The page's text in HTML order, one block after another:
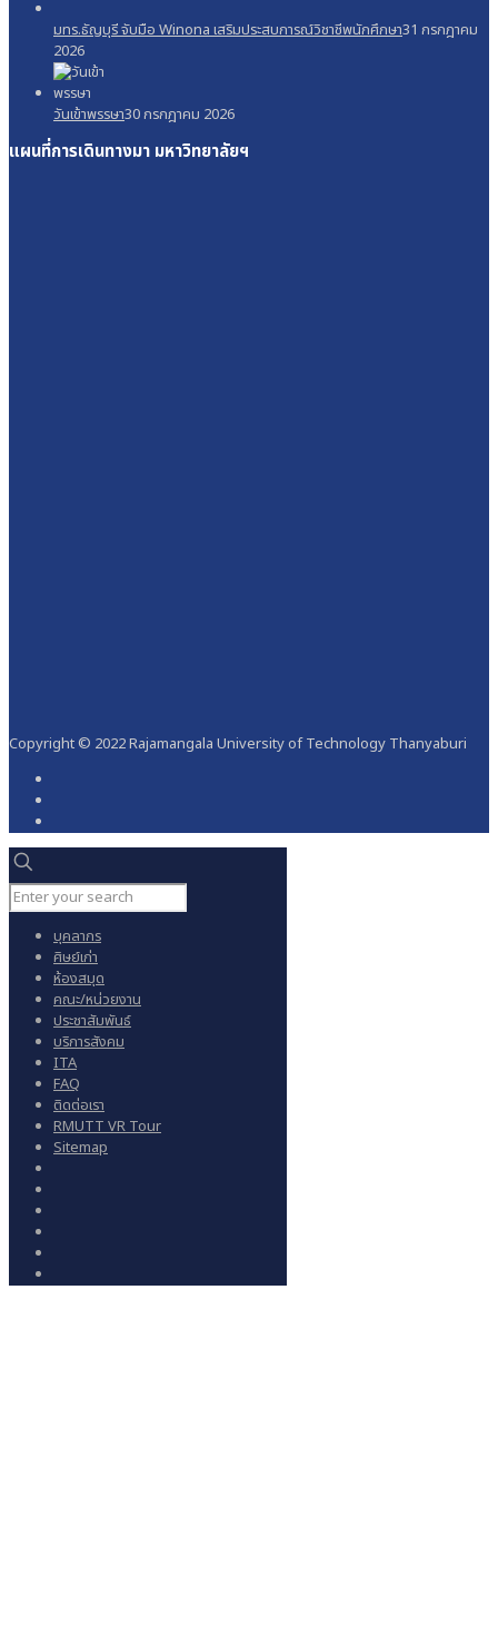
มทร.ธัญบุรี จับมือ Winona เสริมประสบการณ์วิชาชีพนักศึกษา31 กรกฎาคม
2026
วันเข้าพรรษา30 กรกฎาคม 2026
แผนที่การเดินทางมา มหาวิทยาลัยฯ
Copyright © 2022 Rajamangala University of Technology Thanyaburi
บุคลากร
ศิษย์เก่า
ห้องสมุด
คณะ/หน่วยงาน
ประชาสัมพันธ์
บริการสังคม
ITA
FAQ
ติดต่อเรา
RMUTT VR Tour
Sitemap